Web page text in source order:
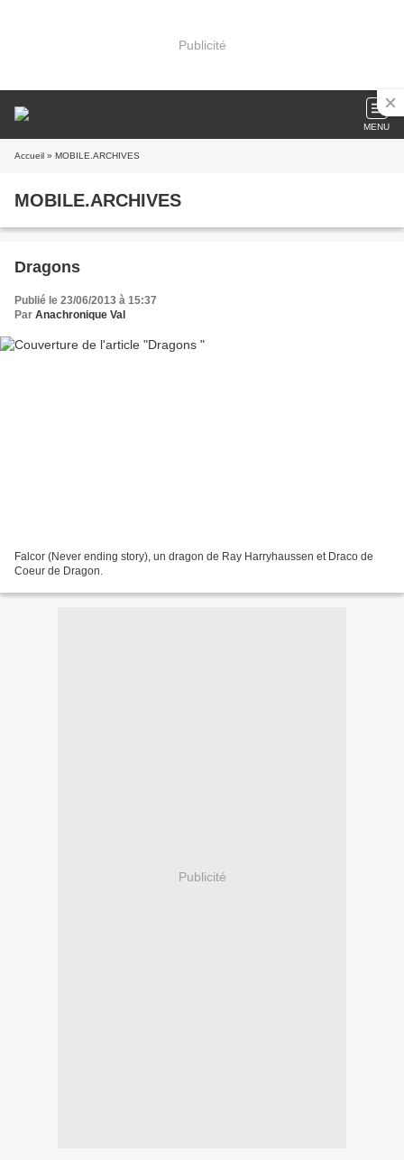
Publicité
MENU
Accueil » MOBILE.ARCHIVES
MOBILE.ARCHIVES
Dragons
Publié le 23/06/2013 à 15:37
Par Anachronique Val
Falcor (Never ending story), un dragon de Ray Harryhaussen et Draco de
Coeur de Dragon.
Publicité